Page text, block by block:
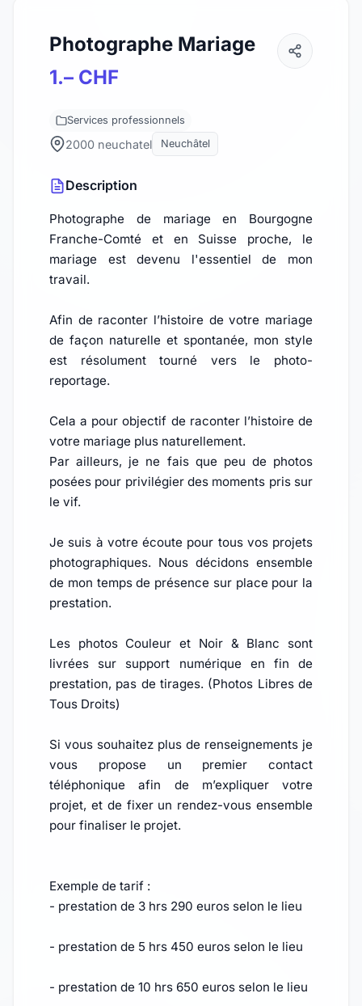
Photographe Mariage
1.– CHF
Services professionnels
2000 neuchatel Neuchâtel
Description
Photographe de mariage en Bourgogne
Franche-Comté et en Suisse proche, le
mariage est devenu l'essentiel de mon
travail.
Afin de raconter l’histoire de votre mariage
de façon naturelle et spontanée, mon style
est résolument tourné vers le photo-
reportage.
Cela a pour objectif de raconter l’histoire de
votre mariage plus naturellement.
Par ailleurs, je ne fais que peu de photos
posées pour privilégier des moments pris sur
le vif.
Je suis à votre écoute pour tous vos projets
photographiques. Nous décidons ensemble
de mon temps de présence sur place pour la
prestation.
Les photos Couleur et Noir & Blanc sont
livrées sur support numérique en fin de
prestation, pas de tirages. (Photos Libres de
Tous Droits)
Si vous souhaitez plus de renseignements je
vous propose un premier contact
téléphonique afin de m’expliquer votre
projet, et de fixer un rendez-vous ensemble
pour finaliser le projet.
Exemple de tarif :
- prestation de 3 hrs 290 euros selon le lieu
- prestation de 5 hrs 450 euros selon le lieu
- prestation de 10 hrs 650 euros selon le lieu